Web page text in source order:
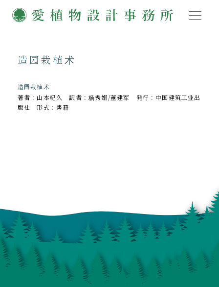
造园栽植术
造园栽植术
著者：山本紀久 訳者：杨秀娟/董建军 発行：中国建筑工业出
版社 形式：書籍